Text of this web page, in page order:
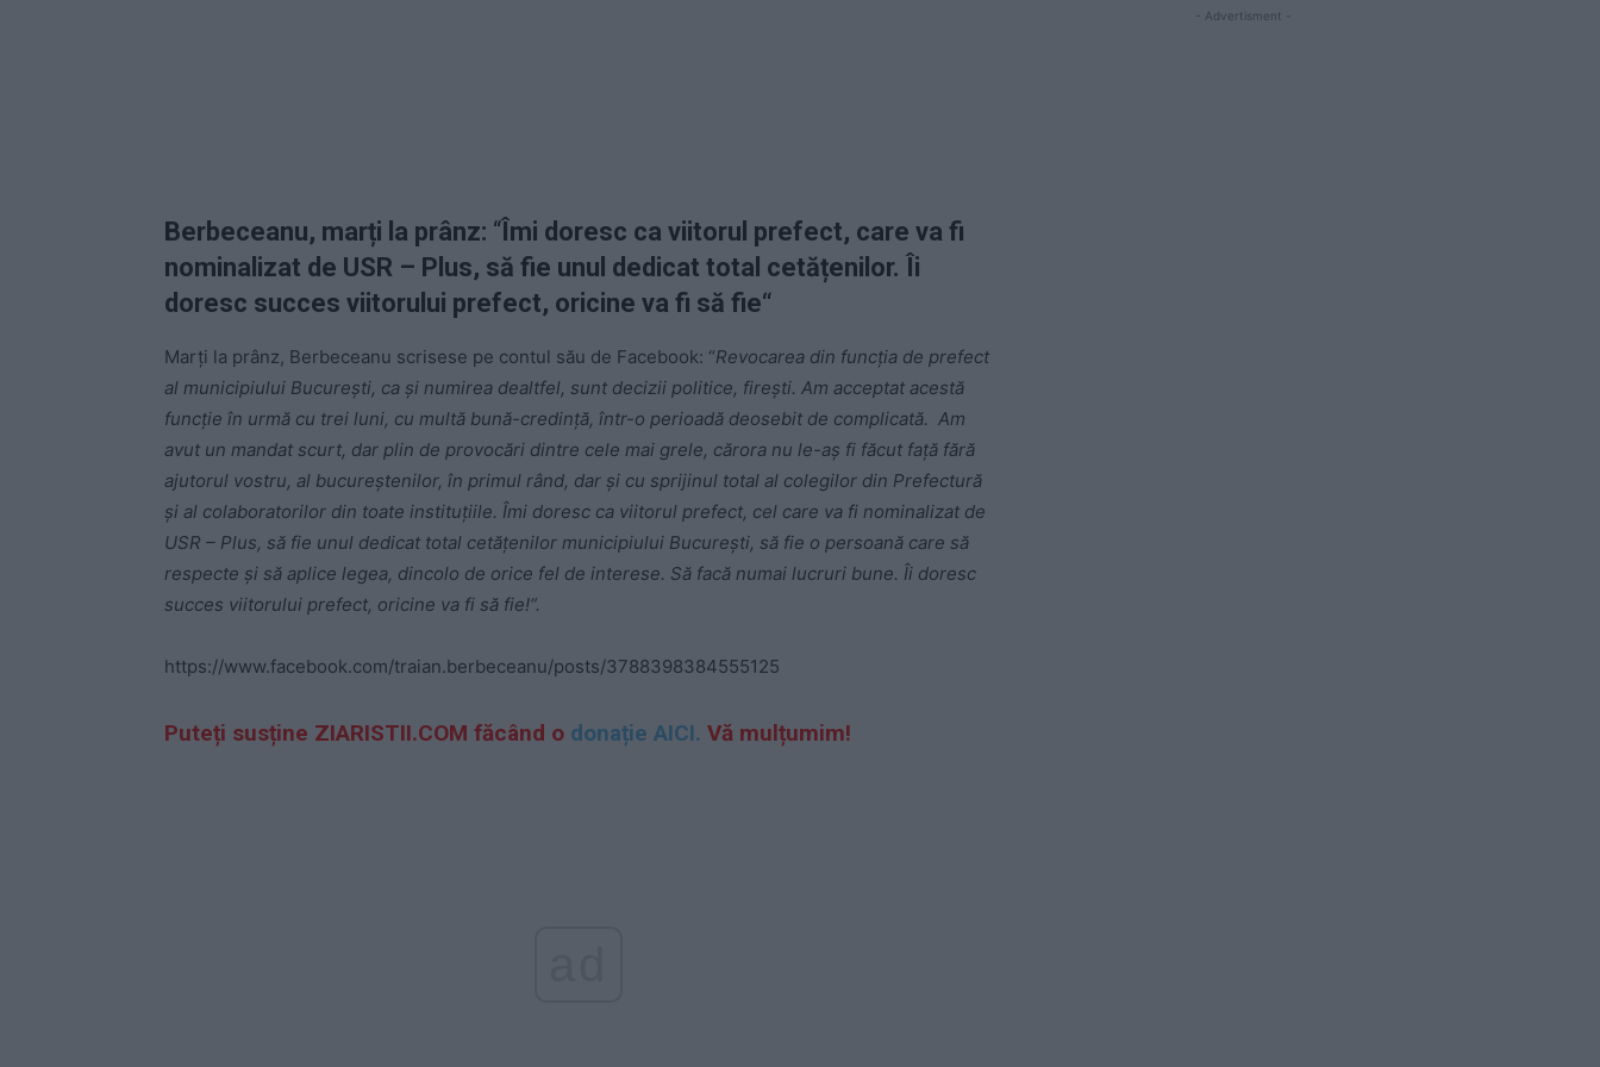
Berbeceanu, marți la prânz: “Îmi doresc ca viitorul prefect, care va fi
nominalizat de USR – Plus, să fie unul dedicat total cetățenilor. Îi
doresc succes viitorului prefect, oricine va fi să fie“
Marți la prânz, Berbeceanu scrisese pe contul său de Facebook: “Revocarea din funcția de prefect
al municipiului București, ca și numirea dealtfel, sunt decizii politice, firești. Am acceptat acestă
funcție în urmă cu trei luni, cu multă bună-credință, într-o perioadă deosebit de complicată. Am
avut un mandat scurt, dar plin de provocări dintre cele mai grele, cărora nu le-aș fi făcut față fără
ajutorul vostru, al bucureștenilor, în primul rând, dar și cu sprijinul total al colegilor din Prefectură
și al colaboratorilor din toate instituțiile. Îmi doresc ca viitorul prefect, cel care va fi nominalizat de
USR – Plus, să fie unul dedicat total cetățenilor municipiului București, să fie o persoană care să
respecte și să aplice legea, dincolo de orice fel de interese. Să facă numai lucruri bune. Îi doresc
succes viitorului prefect, oricine va fi să fie!“.
https://www.facebook.com/traian.berbeceanu/posts/3788398384555125
Puteți susține ZIARISTII.COM făcând o donație AICI. Vă mulțumim!
- Advertisment -